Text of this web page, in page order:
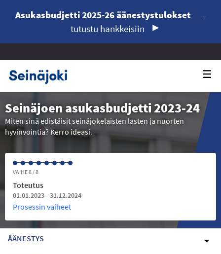
Asukasbudjetti 2025-26 äänestystulokset
-
tutustu hankkeisiin
Seinäjoen asukasbudjetti 2023-24
Miten sinä edistäisit seinäjokelaisten lasten ja nuorten
hyvinvointia? Kerro ideasi.
VAIHE 8 / 8
Toteutus
01.01.2023 - 31.12.2024
Prosessin vaiheet
ÄÄNESTYS